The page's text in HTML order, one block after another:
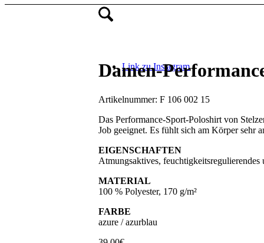
Link zu Instagram
Damen-
Artikelnummer: F 106 002 15
Das Performance-Sport-Poloshirt von
Job geeignet. Es fühlt sich am Körper sehr
EIGENSCHAFTEN
Atmungsaktives,
MATERIAL
100 % Polyester, 170 g/m²
FARBE
azure / azurblau